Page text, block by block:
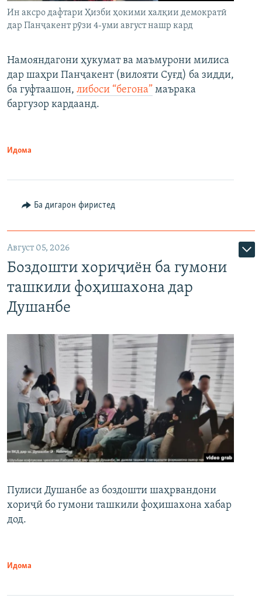
Ин аксро дафтари Ҳизби ҳокими халқии демократӣ
дар Панҷакент рӯзи 4-уми август нашр кард
Намояндагони ҳукумат ва маъмурони милиса
дар шаҳри Панҷакент (вилояти Суғд) ба зидди,
ба гуфтаашон, либоси “бегона” маърака
баргузор кардаанд.
Идома
Ба дигарон фиристед
Август 05, 2026
Боздошти хориҷиён ба гумони
ташкили фоҳишахона дар
Душанбе
Пулиси Душанбе аз боздошти шаҳрвандони
хориҷӣ бо гумони ташкили фоҳишахона хабар
дод.
Идома